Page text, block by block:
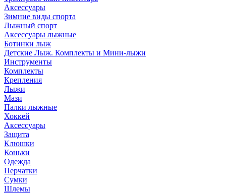
Аксессуары
Зимние виды спорта
Лыжный спорт
Аксессуары лыжные
Ботинки лыж
Детские Лыж. Комплекты и Мини-лыжи
Инструменты
Комплекты
Крепления
Лыжи
Мази
Палки лыжные
Хоккей
Аксессуары
Защита
Клюшки
Коньки
Одежда
Перчатки
Сумки
Шлемы